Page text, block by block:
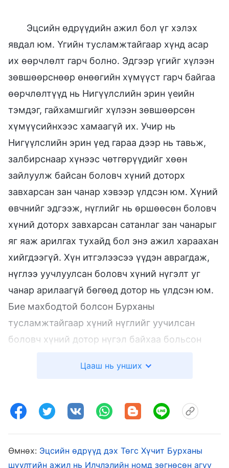
Эцсийн өдрүүдийн ажил бол үг хэлэх
явдал юм. Үгийн тусламжтайгаар хүнд асар
их өөрчлөлт гарч болно. Эдгээр үгийг хүлээн
зөвшөөрснөөр өнөөгийн хүмүүст гарч байгаа
өөрчлөлтүүд нь Нигүүлслийн эрин үеийн
тэмдэг, гайхамшгийг хүлээн зөвшөөрсөн
хүмүүсийнхээс хамаагүй их. Учир нь
Нигүүлслийн эрин үед гараа дээр нь тавьж,
залбирснаар хүнээс чөтгөрүүдийг хөөн
зайлуулж байсан боловч хүний доторх
завхарсан зан чанар хэвээр үлдсэн юм. Хүний
өвчнийг эдгээж, нүглийг нь өршөөсөн боловч
хүний доторх завхарсан сатанлаг зан чанарыг
яг яаж арилгах тухайд бол энэ ажил хараахан
хийгдээгүй. Хүн итгэлээсээ үүдэн аврагдаж,
нүглээ уучлуулсан боловч хүний нүгэлт уг
чанар арилаагүй бөгөөд дотор нь үлдсэн юм.
Бие махбодтой болсон Бурханы
тусламжтайгаар хүний нүглийг уучилсан
боловч хүний дотор нүгэл байхаа больсон
хүний нүглийг өршөөж болох боловч хүний
чанарыг нь яаж бүрэн арилгаж, өөрчлөх
тухайд бол хүн энэ асуудлыг шийдвэрлэх
ямар ч аргагүй байдаг. Хүний нүглийг
өршөөсөн нь Бурханы цовдлолын ажлаас
Цааш нь унших
Өмнөх: Эцсийн өдрүүд дэх Төгс Хүчит Бурханы
шүүлтийн ажил нь Илчлэлийн номд зөгнөсөн агуу